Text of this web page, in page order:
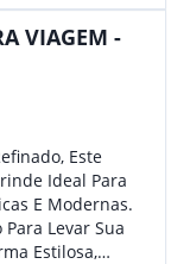
Ideal Para
No
O Com
Ainda
Em Eventos E
VIAGEM -
Este
Ideal Para
E Modernas.
Levar Sua
Estilosa,